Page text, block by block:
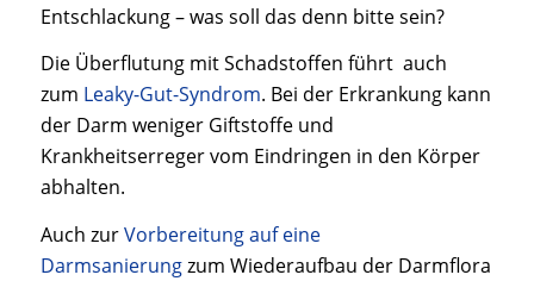
Entschlackung – was soll das denn bitte sein?
Die Überflutung mit Schadstoffen führt auch
zum Leaky-Gut-Syndrom. Bei der Erkrankung kann
der Darm weniger Giftstoffe und
Krankheitserreger vom Eindringen in den Körper
abhalten.
Auch zurVorbereitung auf eine
Darmsanierungzum Wiederaufbau der Darmflora